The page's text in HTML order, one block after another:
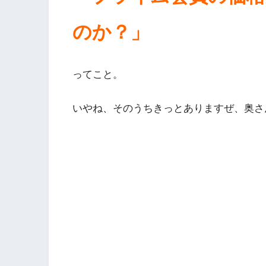
のか？」
ってこと。
いやね、そのうちきっとありますぜ、奥